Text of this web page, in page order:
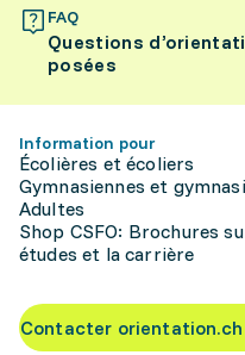
FAQ
Questions
posées
Information pour
Écolières et écoliers
Gymnasiennes et
Adultes
Shop CSFO: Brochures
études et la carrière
Contacter orientation.ch